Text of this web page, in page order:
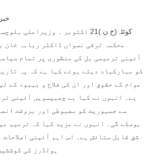
کوئٹہ(خ ن )21 اکتوبر ۔
محکمہ ترقی نسواں ڈاکٹر ربابہ خان
آئینی ترمیمی بل کی منظوری پر تمام
کو مبارکباد دیتے ہوئے کہا ہے کہ یہ
عوام کے حقوق اور ان کی فلاح و بہبود کے
ہے۔ انہوں نے کہا ہے چھبیسویں آئینی
سے جمہوریت کو مضبوطی اور بروقت
ہوسکے گی۔ انہوں نے مزید کہا کہ ترمیم
شق قابل ستائش ہے۔ اس اہم آئینی
ہولڈرز کی